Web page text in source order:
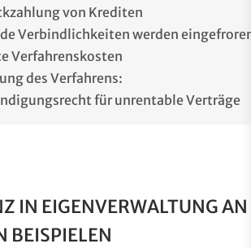
von Krediten
Verbindlichkeiten werden
Verfahrenskosten
des Verfahrens:
für unrentable Verträge
IN EIGENVERWALTUNG AN
BEISPIELEN